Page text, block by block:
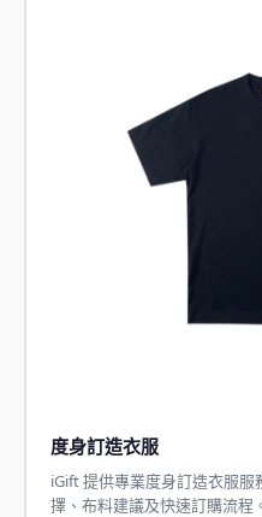
度身訂造衣服
iGift 提供專業度身訂造衣服
擇、布料建議及快速訂購流程